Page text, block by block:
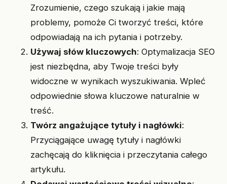
Zrozumienie, czego szukają i jakie mają
problemy, pomoże Ci tworzyć treści, które
odpowiadają na ich pytania i potrzeby.
Używaj słów kluczowych: Optymalizacja SEO
jest niezbędna, aby Twoje treści były
widoczne w wynikach wyszukiwania. Wpleć
odpowiednie słowa kluczowe naturalnie w
treść.
Twórz angażujące tytuły i nagłówki:
Przyciągające uwagę tytuły i nagłówki
zachęcają do kliknięcia i przeczytania całego
artykułu.